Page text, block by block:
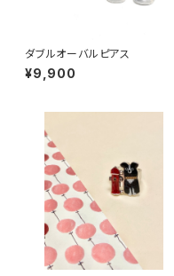
ダブルオーバルピアス
¥9,900